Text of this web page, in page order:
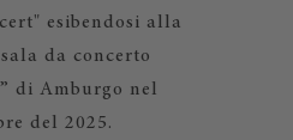
esibendosi alla
da concerto
di Amburgo nel
del 2025.